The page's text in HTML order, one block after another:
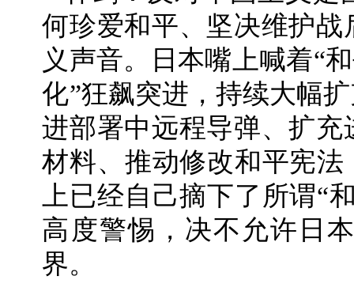
何珍爱和平、坚决维护
义声音。日本嘴上喊着“
化”狂飙突进，持续大幅
进部署中远程导弹、扩
材料、推动修改和平宪
上已经自己摘下了所谓“
高度警惕，决不允许日
界。